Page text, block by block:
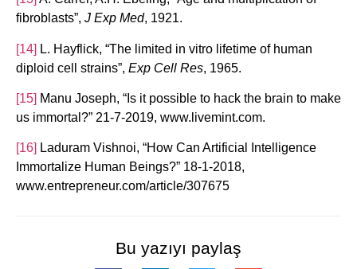
fibroblasts”, J Exp Med, 1921.
[14] L. Hayflick, “The limited in vitro lifetime of human
diploid cell strains”, Exp Cell Res, 1965.
[15] Manu Joseph, “Is it possible to hack the brain to make
us immortal?” 21-7-2019, www.livemint.com.
[16] Laduram Vishnoi, “How Can Artificial Intelligence
Immortalize Human Beings?” 18-1-2018,
www.entrepreneur.com/article/307675
Bu yazıyı paylaş